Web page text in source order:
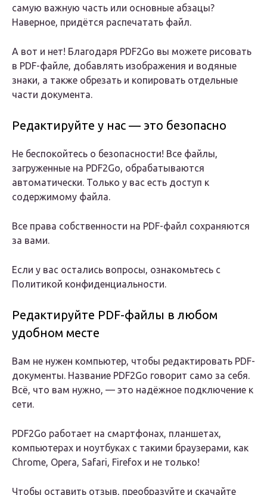
самую важную часть или основные абзацы?
Наверное, придётся распечатать файл.
А вот и нет! Благодаря PDF2Go вы можете рисовать
в PDF-файле, добавлять изображения и водяные
знаки, а также обрезать и копировать отдельные
части документа.
Редактируйте у нас — это безопасно
Не беспокойтесь о безопасности! Все файлы,
загруженные на PDF2Go, обрабатываются
автоматически. Только у вас есть доступ к
содержимому файла.
Все права собственности на PDF-файл сохраняются
за вами.
Если у вас остались вопросы, ознакомьтесь с
Политикой конфиденциальности.
Редактируйте PDF-файлы в любом
удобном месте
Вам не нужен компьютер, чтобы редактировать PDF-
документы. Название PDF2Go говорит само за себя.
Всё, что вам нужно, — это надёжное подключение к
сети.
PDF2Go работает на смартфонах, планшетах,
компьютерах и ноутбуках с такими браузерами, как
Chrome, Opera, Safari, Firefox и не только!
Чтобы оставить отзыв, преобразуйте и скачайте